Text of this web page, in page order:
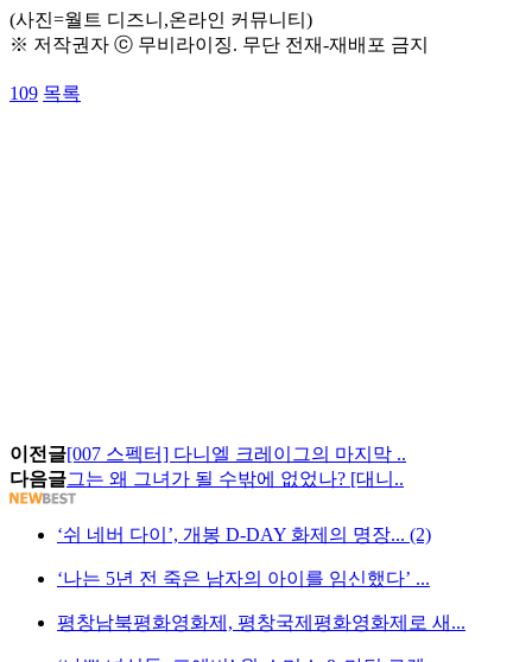
(사진=월트 디즈니,온라인 커뮤니티)
※ 저작권자 ⓒ 무비라이징. 무단 전재-재배포 금지
109 목록
이전글[007 스펙터] 다니엘 크레이그의 마지막 ..
다음글그는 왜 그녀가 될 수밖에 없었나? [대니..
‘쉬 네버 다이’, 개봉 D-DAY 화제의 명장... (2)
‘나는 5년 전 죽은 남자의 아이를 임신했다’ ...
평창남북평화영화제, 평창국제평화영화제로 새...